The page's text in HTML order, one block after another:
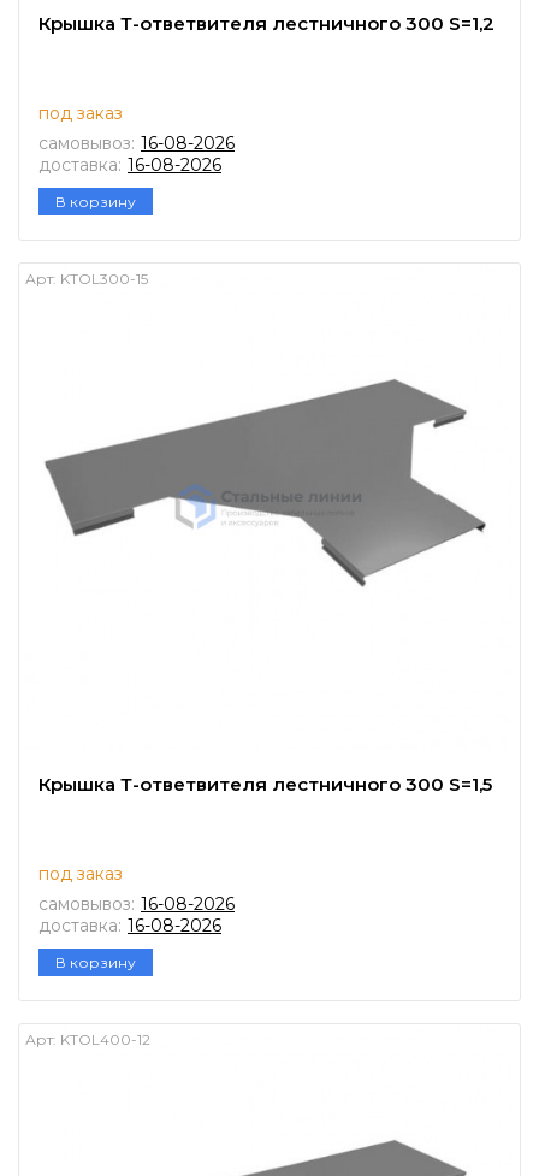
Крышка Т-ответвителя лестничного 300 S=1,2
под заказ
самовывоз: 16-08-2026
доставка: 16-08-2026
В корзину
Крышка Т-ответвителя лестничного 300 S=1,5
Арт: KTOL300-15
под заказ
самовывоз: 16-08-2026
доставка: 16-08-2026
В корзину
Арт: KTOL400-12